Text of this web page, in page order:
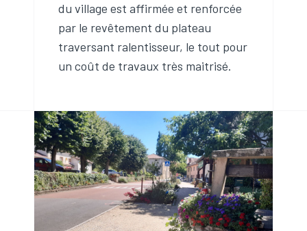
du village est affirmée et renforcée
par le revêtement du plateau
traversant ralentisseur, le tout pour
un coût de travaux très maitrisé.